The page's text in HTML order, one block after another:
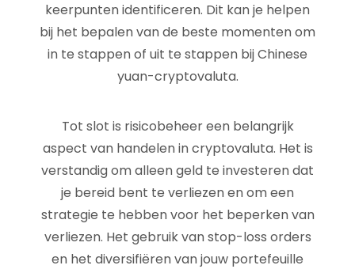
keerpunten identificeren. Dit kan je helpen
bij het bepalen van de beste momenten om
in te stappen of uit te stappen bij Chinese
yuan-cryptovaluta.
Tot slot is risicobeheer een belangrijk
aspect van handelen in cryptovaluta. Het is
verstandig om alleen geld te investeren dat
je bereid bent te verliezen en om een
strategie te hebben voor het beperken van
verliezen. Het gebruik van stop-loss orders
en het diversifiëren van jouw portefeuille